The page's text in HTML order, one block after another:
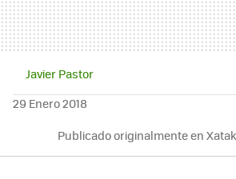
Javier Pastor
29 Enero 2018
Publicado originalmente en